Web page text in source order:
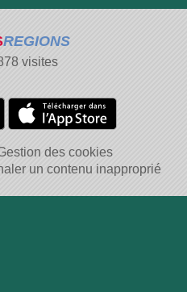
REGIONS
visites
des cookies
un contenu inapproprié